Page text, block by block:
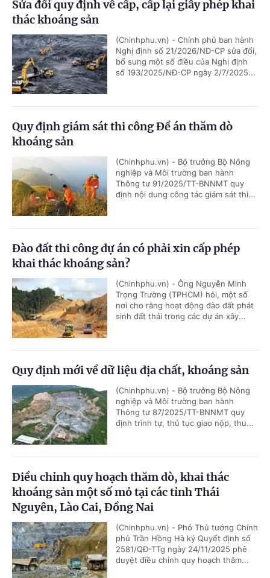
Sửa đổi quy định về cấp, cấp lại giấy phép khai
thác khoáng sản
(Chinhphu.vn) - Chính phủ ban hành
Nghị định số 21/2026/NĐ-CP sửa đổi,
bổ sung một số điều của Nghị định
số 193/2025/NĐ-CP ngày 2/7/2025...
Quy định giám sát thi công Đề án thăm dò
khoáng sản
(Chinhphu.vn) - Bộ trưởng Bộ Nông
nghiệp và Môi trường ban hành
Thông tư 91/2025/TT-BNNMT quy
định nội dung công tác giám sát thi...
Đào đất thi công dự án có phải xin cấp phép
khai thác khoáng sản?
(Chinhphu.vn) - Ông Nguyễn Minh
Trọng Trường (TPHCM) hỏi, một số
nơi cho rằng hoạt động đào đất phát
sinh đất thải trong các dự án xây...
Quy định mới về dữ liệu địa chất, khoáng sản
(Chinhphu.vn) - Bộ trưởng Bộ Nông
nghiệp và Môi trường ban hành
Thông tư 87/2025/TT-BNNMT quy
định trình tự, thủ tục giao nộp, thu...
Điều chỉnh quy hoạch thăm dò, khai thác
khoáng sản một số mỏ tại các tỉnh Thái
Nguyên, Lào Cai, Đồng Nai
(Chinhphu.vn) - Phó Thủ tướng Chính
phủ Trần Hồng Hà ký Quyết định số
2581/QĐ-TTg ngày 24/11/2025 phê
duyệt điều chỉnh quy hoạch thăm...